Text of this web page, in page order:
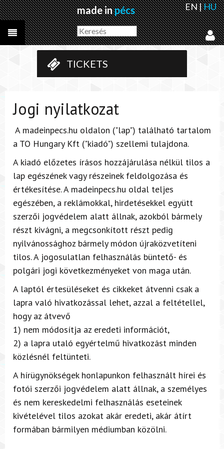
made inpécs EN|HU
TICKETS
Jogi nyilatkozat
A madeinpecs.hu oldalon ("lap") található tartalom
a TO Hungary Kft ("kiadó") szellemi tulajdona.
A kiadó előzetes írásos hozzájárulása nélkül tilos a
lap egészének vagy részeinek feldolgozása és
értékesítése. A madeinpecs.hu oldal teljes
egészében, a reklámokkal, hirdetésekkel együtt
szerzői jogvédelem alatt állnak, azokból bármely
részt kivágni, a megcsonkított részt pedig
nyilvánossághoz bármely módon újraközvetíteni
tilos. A jogosulatlan felhasználás büntető- és
polgári jogi következményeket von maga után.
A laptól értesüléseket és cikkeket átvenni csak a
lapra való hivatkozással lehet, azzal a feltétellel,
hogy az átvevő
1) nem módosítja az eredeti információt,
2) a lapra utaló egyértelmű hivatkozást minden
közlésnél feltünteti.
A hírügynökségek honlapunkon felhasznált hírei és
fotói szerzői jogvédelem alatt állnak, a személyes
és nem kereskedelmi felhasználás eseteinek
kivételével tilos azokat akár eredeti, akár átírt
formában bármilyen médiumban közölni.